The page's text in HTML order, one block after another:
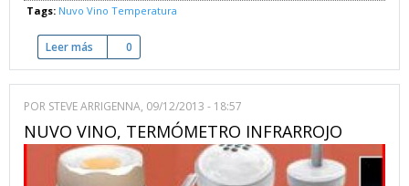
Tags: Nuvo Vino Temperatura
Leer más sobre Wine Spectator utiliza el Nuvo Vino para asegurar
0
POR STEVE ARRIGENNA, 09/12/2013 - 18:57
NUVO VINO, TERMÓMETRO INFRARROJO